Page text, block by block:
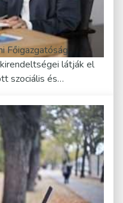
Főigazgatóság
látják el
szociális és…